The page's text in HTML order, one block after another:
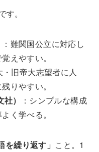
。
：難関国公立に対応し
えやすい。
・旧帝大志望者に人
りやすい。
）
：シンプルな構成
く学べる。
を繰り返す」 こと。1